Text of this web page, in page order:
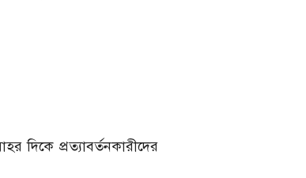
দিকে প্রত্যাবর্তনকারীদের